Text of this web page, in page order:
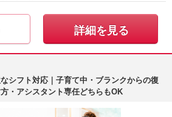
詳細を見る
シフト対応｜子育て中・ブランクからの復
・アシスタント専任どちらもOK